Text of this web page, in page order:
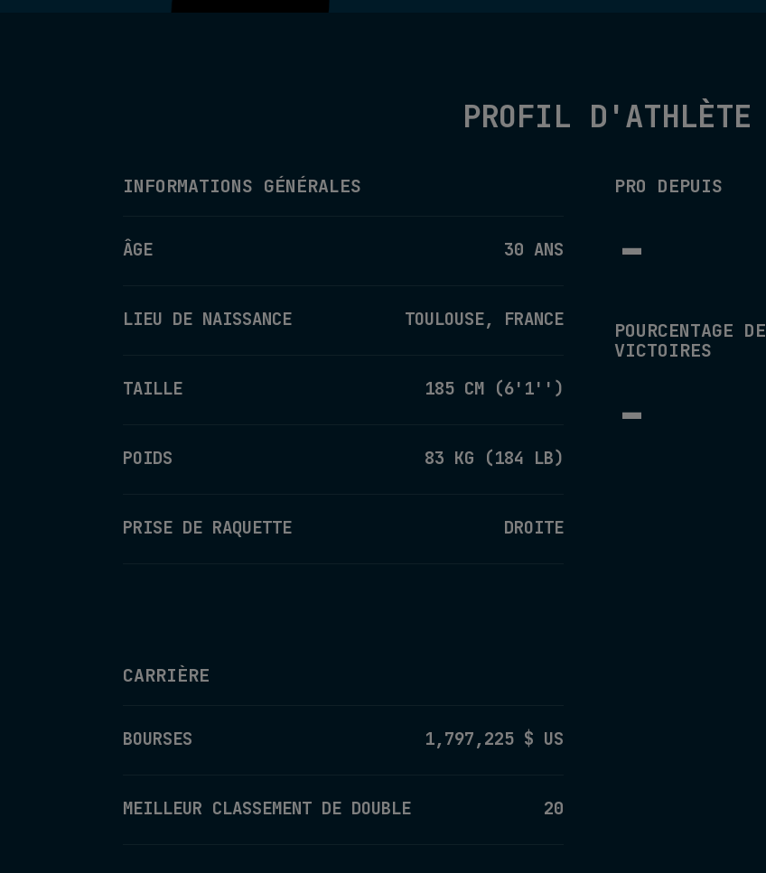
PROFIL D'ATHLÈTE
INFORMATIONS GÉNÉRALES
ÂGE 30 ANS
LIEU DE NAISSANCE TOULOUSE, FRANCE
TAILLE 185 CM (6'1'')
POIDS 83 KG (184 LB)
PRISE DE RAQUETTE DROITE
PRO DEPUIS
-
POURCENTAGE DE
VICTOIRES
-
CARRIÈRE
BOURSES 1,797,225 $ US
MEILLEUR CLASSEMENT DE DOUBLE 20